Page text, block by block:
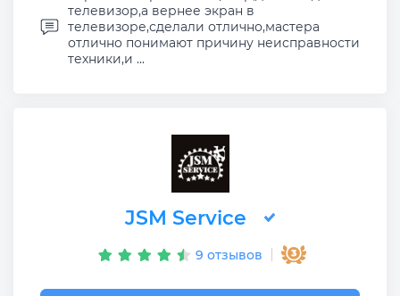
телевизор,а вернее экран в
телевизоре,сделали отлично,мастера
отлично понимают причину неисправности
техники,и ...
JSM Service
9 отзывов